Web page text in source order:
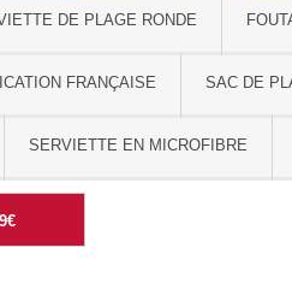
DE PLAGE RONDE
FRANÇAISE SAC DE
SERVIETTE EN MICROFIBRE